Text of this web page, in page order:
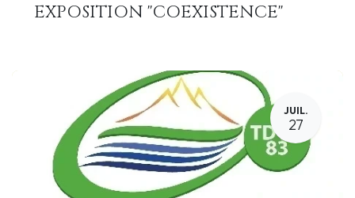
EXPOSITION "COEXISTENCE"
JUIL.
27